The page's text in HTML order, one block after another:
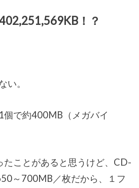
！？
い。
個で約400MB（メガバイ
ことがあると思うけど、CD-
～700MB／枚だから、１フ